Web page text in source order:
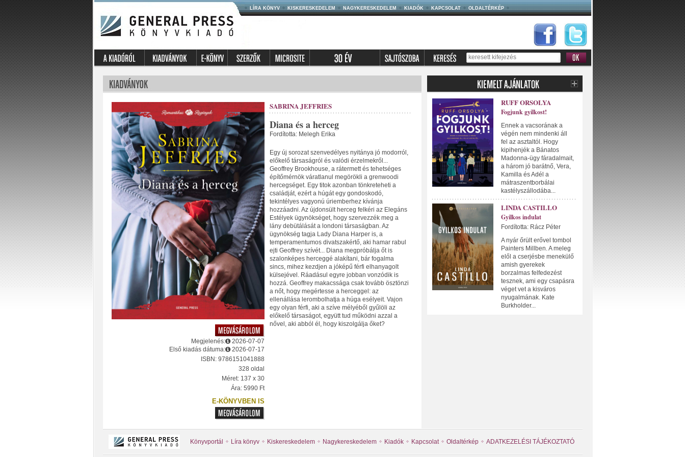
LÍRA KÖNYV KISKERESKEDELEM NAGYKERESKEDELEM KIADÓK KAPCSOLAT OLDALTÉRKÉP
Megjelenés:
2026-07-07
Első kiadás dátuma:
2026-07-17
ISBN: 9786151041888
328 oldal
Méret: 137 x 30
Ára: 5990 Ft
E-KÖNYVBEN IS
SABRINA JEFFRIES
Diana és a herceg
Fordította: Melegh Erika
Egy új sorozat szenvedélyes nyitánya jó modorról,
előkelő társaságról és valódi érzelmekről...
Geoffrey Brookhouse, a rátermett és tehetséges
építőmérnök váratlanul megörökli a grenwoodi
hercegséget. Egy titok azonban tönkreteheti a
családját, ezért a húgát egy gondoskodó,
tekintélyes vagyonú úriemberhez kívánja
hozzáadni. Az újdonsült herceg felkéri az Elegáns
Estélyek ügynökséget, hogy szervezzék meg a
lány debütálását a londoni társaságban. Az
ügynökség tagja Lady Diana Harper is, a
temperamentumos divatszakértő, aki hamar rabul
ejti Geoffrey szívét... Diana megpróbálja őt is
szalonképes herceggé alakítani, bár fogalma
sincs, mihez kezdjen a jóképű férfi elhanyagolt
külsejével. Ráadásul egyre jobban vonzódik is
hozzá. Geoffrey makacssága csak tovább ösztönzi
a nőt, hogy megértesse a herceggel: az
ellenállása lerombolhatja a húga esélyeit. Vajon
egy olyan férfi, aki a szíve mélyéből gyűlöli az
előkelő társaságot, együtt tud működni azzal a
nővel, aki abból él, hogy kiszolgálja őket?
RUFF ORSOLYA
Fogjunk gyilkost!
Ennek a vacsorának a
végén nem mindenki áll
fel az asztaltól. Hogy
kipihenjék a Bánatos
Madonna-ügy fáradalmait,
a három jó barátnő, Vera,
Kamilla és Adél a
mátraszentborbálai
kastélyszállodába...
LINDA CASTILLO
Gyilkos indulat
Fordította: Rácz Péter
A nyár őrült erővel tombol
Painters Millben. A meleg
elől a cserjésbe menekülő
amish gyerekek
borzalmas felfedezést
tesznek, ami egy csapásra
véget vet a kisváros
nyugalmának. Kate
Burkholder...
Könyvportál Líra könyv Kiskereskedelem Nagykereskedelem Kiadók Kapcsolat Oldaltérkép ADATKEZELÉSI TÁJÉKOZTATÓ